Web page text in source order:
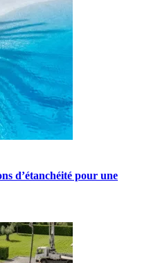
d’étanchéité pour une